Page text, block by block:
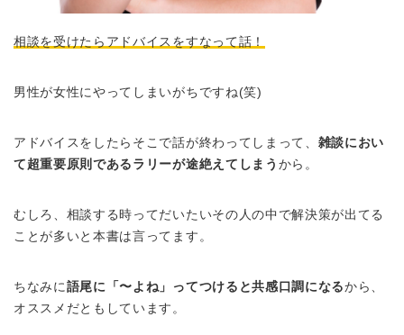
相談を受けたらアドバイスをすなって話！
男性が女性にやってしまいがちですね(笑)
アドバイスをしたらそこで話が終わってしまって、 雑談におい
て超重要原則であるラリーが途絶えてしまう から。
むしろ、相談する時ってだいたいその人の中で解決策が出てる
ことが多いと本書は言ってます。
ちなみに 語尾に「〜よね」ってつけると共感口調になるから、
オススメだともしています。